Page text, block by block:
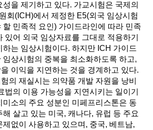
성을 제기하고 있다. 가교시험은 국제의
회(ICH)에서 제정한 E5(외국 임상시험
할 민족적 요인) 가이드라인에 따라 민족
있어 외국 임상자료를 그대로 적용하기
하는 임상시험이다. 하지만 ICH 가이드
임상시험의 중복을 최소화하도록 하고,
이익을 지연하는 것을 경계하고 있다.
의 재실시는 의약품 개발 자원을 낭비
법의 이용 가능성을 지연시키는 일이기
미소의 주요 성분인 미페프리스톤은 동
해 살고 있는 미국, 캐나다, 유럽 등 주요
제없이 사용하고 있으며, 중국, 베트남,